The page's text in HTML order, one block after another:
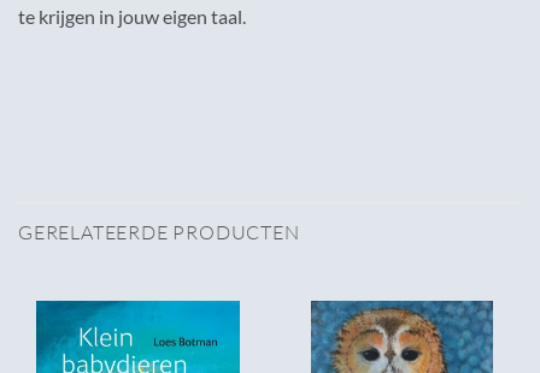
te krijgen in jouw eigen taal.
GERELATEERDE PRODUCTEN